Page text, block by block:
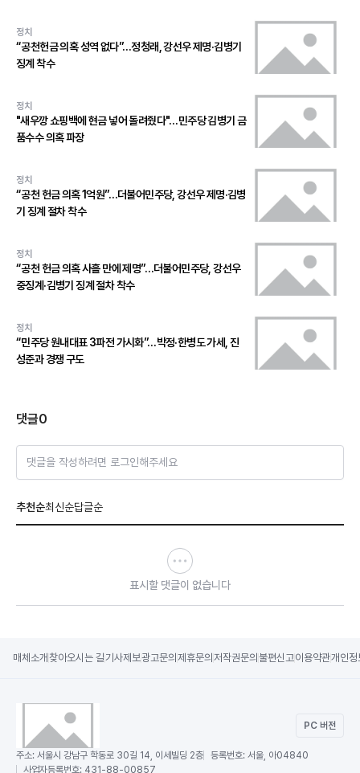
정치
“공천헌금 의혹 성역 없다”…정청래, 강선우 제명·김병기
징계 착수
정치
"새우깡 쇼핑백에 현금 넣어 돌려줬다"…민주당 김병기 금
품수수 의혹 파장
정치
“공천 헌금 의혹 1억원”…더불어민주당, 강선우 제명·김병
기 징계 절차 착수
정치
“공천 헌금 의혹 사흘 만에 제명”…더불어민주당, 강선우
중징계·김병기 징계 절차 착수
정치
“민주당 원내대표 3파전 가시화”…박정·한병도 가세, 진
성준과 경쟁 구도
댓글0
댓글을 작성하려면 로그인해주세요
추천순최신순답글순
표시할 댓글이 없습니다
매체소개 찾아오시는 길기사제보광고문의 제휴문의 저작권문의 불편신고이용약관개인정
PC 버전
주소: 서울시 강남구 학동로 30길 14, 이세빌딩 2층 등록번호: 서울, 아04840
사업자등록번호: 431-88-00857